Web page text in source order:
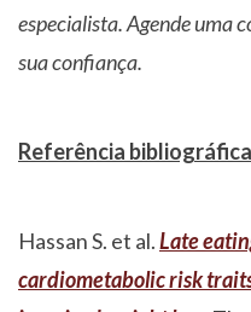
especialista. Agende uma
sua confiança.
Referência
Hassan S. et al.Late
cardiometabolic risk